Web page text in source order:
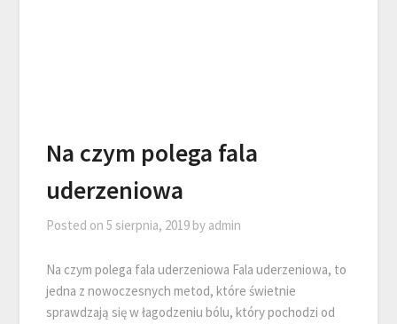
Na czym polega fala
uderzeniowa
Posted on5 sierpnia, 2019 by admin
Na czym polega fala uderzeniowa Fala uderzeniowa, to
jedna z nowoczesnych metod, które świetnie
sprawdzają się w łagodzeniu bólu, który pochodzi od